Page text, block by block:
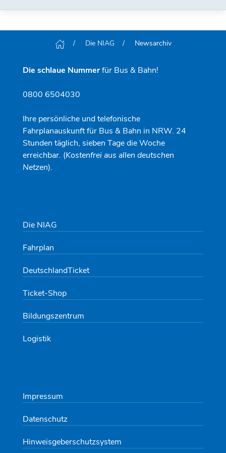
Die NIAG Newsarchiv
Die schlaue Nummerfür Bus & Bahn!
0800 6504030
Ihre persönliche und telefonische
Fahrplanauskunft für Bus & Bahn in NRW. 24
Stunden täglich, sieben Tage die Woche
erreichbar. (Kostenfrei aus allen deutschen
Netzen).
Die NIAG
Fahrplan
DeutschlandTicket
Ticket-Shop
Bildungszentrum
Logistik
Impressum
Datenschutz
Hinweisgeberschutzsystem